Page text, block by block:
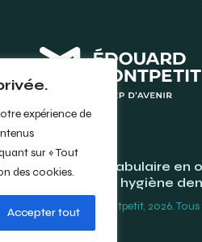
expérience de
sur « Tout
des cookies.
Accepter tout
Vocabulaire en
hygiène
© Cégep Édouard-Montpetit, 2026.